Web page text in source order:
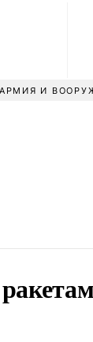
АРМИЯ И